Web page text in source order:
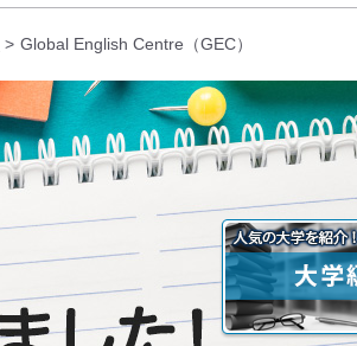
Global English Centre（GEC）